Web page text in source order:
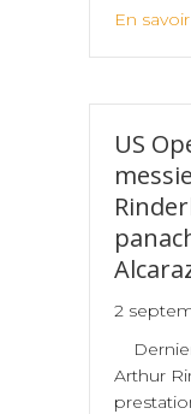
En
US
2
Arthur